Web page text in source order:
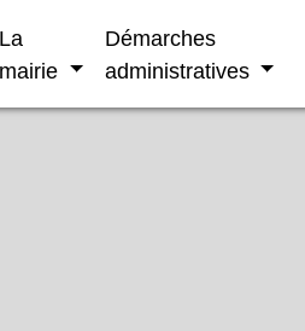
La
mairie
Démarches
administratives